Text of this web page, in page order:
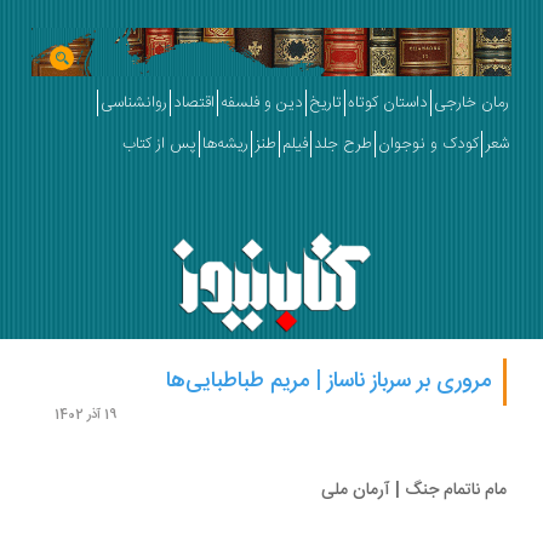
خارجی داستان کوتاه تاریخ دین و فلسفه اقتصاد روانشناسی
کودک و نوجوان طرح جلد فیلم طنز ریشه‌ها پس از کتاب
مروری بر سرباز ناساز | مریم طباطبایی‌ها
ناتمام جنگ | آرمان ملی